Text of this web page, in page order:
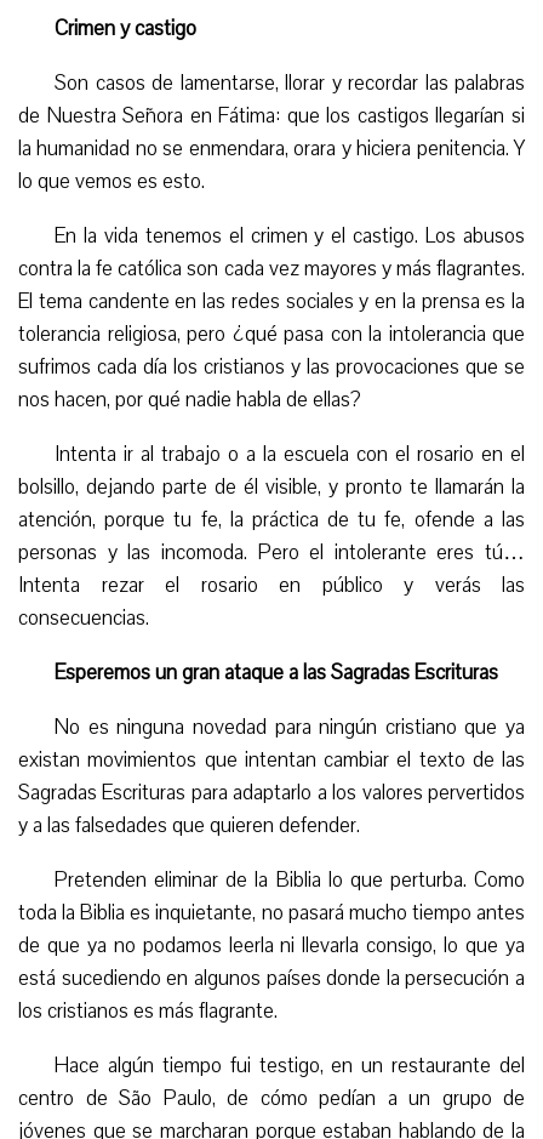
Crimen y castigo
Son casos de lamentarse, llorar y recordar las palabras
de Nuestra Señora en Fátima: que los castigos llegarían si
la humanidad no se enmendara, orara y hiciera penitencia. Y
lo que vemos es esto.
En la vida tenemos el crimen yelcastigo. Los abusos
contra la fe católica son cada vez mayores y más flagrantes.
El tema candente en las redes sociales y en la prensa es la
tolerancia religiosa, pero ¿qué pasa con la intolerancia que
sufrimos cada día los cristianos y las provocaciones que se
nos hacen, por qué nadie habla de ellas?
Intenta ir al trabajo o a la escuela con el rosario en el
bolsillo, dejando parte de él visible, y pronto te llamarán la
atención, porque tu fe, la práctica de tu fe, ofende a las
personas y las incomoda. Pero el intolerante eres tú…
Intenta rezar el rosario en público y verás las
consecuencias.
Esperemos un gran ataque a las Sagradas Escrituras
No es ninguna novedad para ningún cristiano que ya
existan movimientos que intentan cambiar el texto de las
Sagradas Escrituras para adaptarlo a los valores pervertidos
y a las falsedades que quieren defender.
Pretenden eliminar de la Biblia lo que perturba. Como
toda la Biblia es inquietante, no pasará mucho tiempo antes
de que ya no podamos leerla ni llevarla consigo, lo que ya
está sucediendo en algunos países donde la persecución a
los cristianos es más flagrante.
Hace algún tiempo fui testigo, en un restaurante del
centro de São Paulo, de cómo pedían a un grupo de
jóvenes que se marcharan porque estaban hablando de la